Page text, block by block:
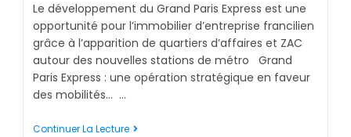
Le développement du Grand Paris Express est une
opportunité pour l’immobilier d’entreprise francilien
grâce à l’apparition de quartiers d’affaires et ZAC
autour des nouvelles stations de métro Grand
Paris Express : une opération stratégique en faveur
des mobilités… …
Continuer La Lecture